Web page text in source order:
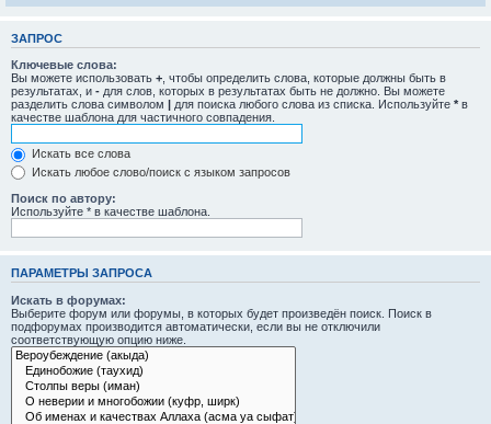
ЗАПРОС
Ключевые слова:
Вы можете использовать + , чтобы определить слова, которые должны быть в
результатах, и - для слов, которых в результатах быть не должно. Вы можете
разделить слова символом | для поиска любого слова из списка. Используйте * в
качестве шаблона для частичного совпадения.
Искать все слова
Искать любое слово/поиск с языком запросов
Поиск по автору:
Используйте * в качестве шаблона.
ПАРАМЕТРЫ ЗАПРОСА
Искать в форумах:
Выберите форум или форумы, в которых будет произведён поиск. Поиск в
подфорумах производится автоматически, если вы не отключили
соответствующую опцию ниже.